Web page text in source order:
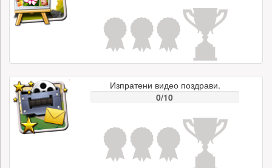
Изпратени видео поздрави.
0/10